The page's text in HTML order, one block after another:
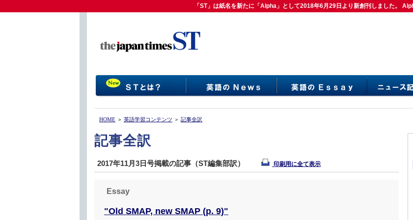
「ST」は紙名を新たに「Alpha」として2018年6月29日より新創刊しました。
「ST」は紙名を新たに「Alpha」として2018年6月29日より新創刊しました。
HOME ＞ 英語学習コンテンツ ＞ 記事全訳
記事全訳
2017年11月3日号掲載の記事（ST編集部訳） 印刷用に全て表示
Essay
"Old SMAP, new SMAP (p. 9)"